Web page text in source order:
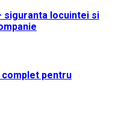
siguranta locuintei si
pentru